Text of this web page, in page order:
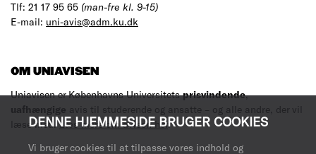
DENNE HJEMMESIDE BRUGER COOKIES
Vi bruger cookies til at tilpasse vores indhold og
Tlf: 21 17 95 65 (man-fre kl. 9-15)
E-mail: uni-avis@adm.ku.dk
OM UNIAVISEN
Uniavisen er Københavns Universitetsprisvindende,
uafhængige avis til studerende og ansatte – og alle andre, der vil
læse med.Læs mere om avisen her.